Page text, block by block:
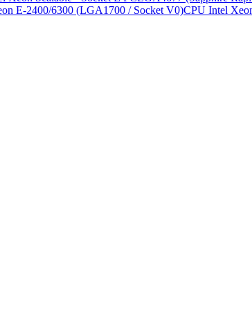
E-2400/6300 (LGA1700 / Socket V0)CPU Intel